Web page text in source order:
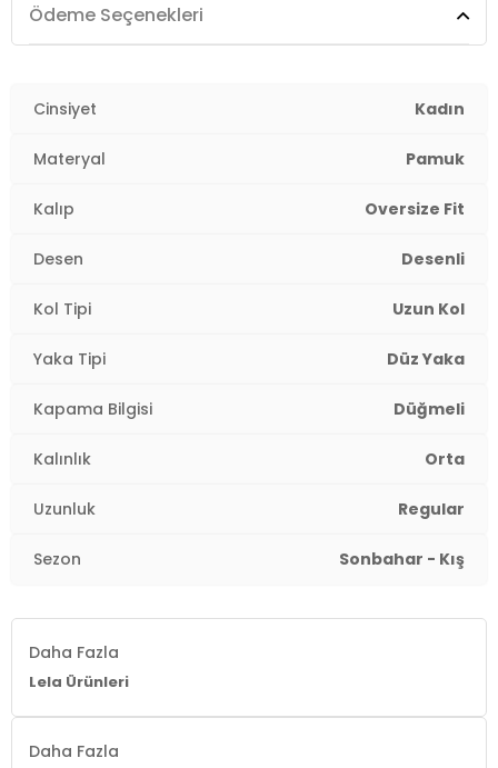
Ödeme Seçenekleri
Cinsiyet Kadın
Materyal Pamuk
Kalıp Oversize Fit
Desen Desenli
Kol Tipi Uzun Kol
Yaka Tipi Düz Yaka
Kapama Bilgisi Düğmeli
Kalınlık Orta
Uzunluk Regular
Sezon Sonbahar - Kış
Daha Fazla
Lela Ürünleri
Daha Fazla